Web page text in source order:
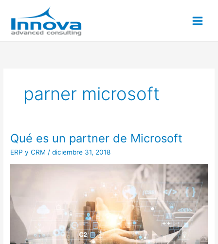
contenido
parner microsoft
Qué es un partner de Microsoft
ERP y CRM /diciembre 31, 2018
Qué